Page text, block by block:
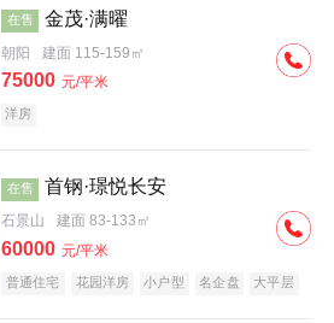
在售 金茂·满曜
朝阳 建面 115-159㎡
75000 元/平米
洋房
在售 首钢·璟悦长安
石景山 建面 83-133㎡
60000 元/平米
普通住宅 花园洋房 小户型 名企盘 大平层